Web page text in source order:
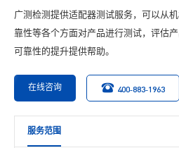
广测检测提供适配器测试服务，可以从
靠性等各个方面对产品进行测试，评估
可靠性的提升提供帮助。
在线咨询 400-883-1963
服务范围